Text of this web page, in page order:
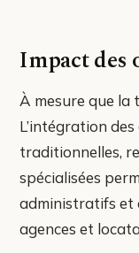
Impact des
À mesure que la
L’intégration
traditionnelles,
spécialisées
administratifs et
agences et